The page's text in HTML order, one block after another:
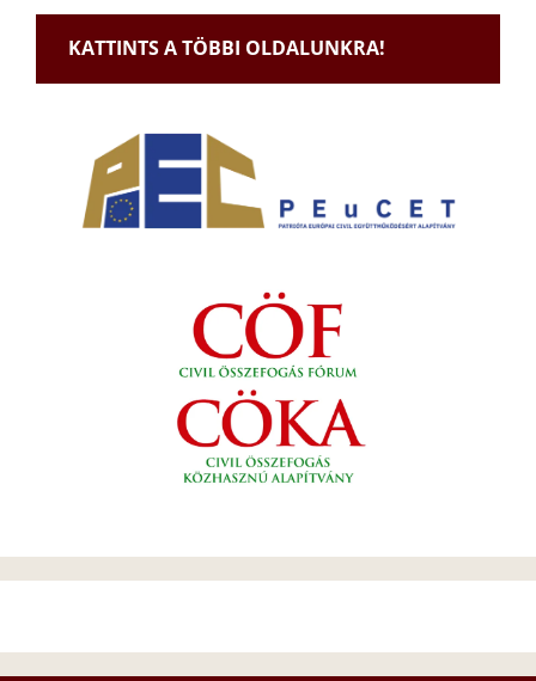
KATTINTS A TÖBBI OLDALUNKRA!